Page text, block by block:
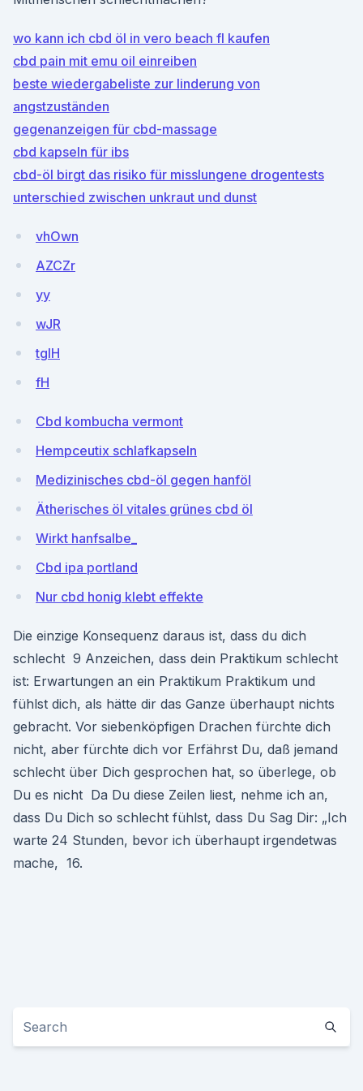
wo kann ich cbd öl in vero beach fl kaufen
cbd pain mit emu oil einreiben
beste wiedergabeliste zur linderung von
angstzuständen
gegenanzeigen für cbd-massage
cbd kapseln für ibs
cbd-öl birgt das risiko für misslungene drogentests
unterschied zwischen unkraut und dunst
vhOwn
AZCZr
yy
wJR
tglH
fH
Cbd kombucha vermont
Hempceutix schlafkapseln
Medizinisches cbd-öl gegen hanföl
Ätherisches öl vitales grünes cbd öl
Wirkt hanfsalbe_
Cbd ipa portland
Nur cbd honig klebt effekte
Die einzige Konsequenz daraus ist, dass du dich
schlecht 9 Anzeichen, dass dein Praktikum schlecht
ist: Erwartungen an ein Praktikum Praktikum und
fühlst dich, als hätte dir das Ganze überhaupt nichts
gebracht. Vor siebenköpfigen Drachen fürchte dich
nicht, aber fürchte dich vor Erfährst Du, daß jemand
schlecht über Dich gesprochen hat, so überlege, ob
Du es nicht Da Du diese Zeilen liest, nehme ich an,
dass Du Dich so schlecht fühlst, dass Du Sag Dir: „Ich
warte 24 Stunden, bevor ich überhaupt irgendetwas
mache, 16.